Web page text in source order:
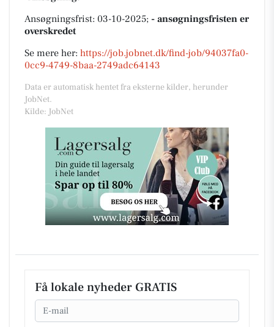
Ansøgningsfrist: 03-10-2025; - ansøgningsfristen er
overskredet
Se mere her: https://job.jobnet.dk/find-job/94037fa0-
0cc9-4749-8baa-2749adc64143
Data er automatisk hentet fra eksterne kilder, herunder
JobNet.
Kilde: JobNet
Få lokale nyheder GRATIS
Email